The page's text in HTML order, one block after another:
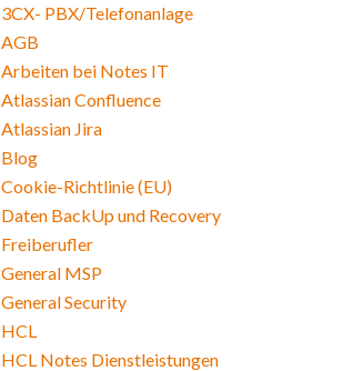
3CX- PBX/Telefonanlage
AGB
Arbeiten bei Notes IT
Atlassian Confluence
Atlassian Jira
Blog
Cookie-Richtlinie (EU)
Daten BackUp und Recovery
Freiberufler
General MSP
General Security
HCL
HCL Notes Dienstleistungen